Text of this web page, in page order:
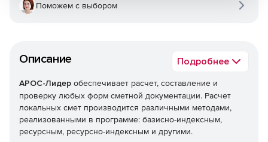
Описание Подробнее
АРОС-Лидер обеспечивает расчет, составление и
проверку любых форм сметной документации. Расчет
локальных смет производится различными методами,
реализованными в программе: базисно-индексным,
ресурсным, ресурсно-индексным и другими.
Поможем с выбором